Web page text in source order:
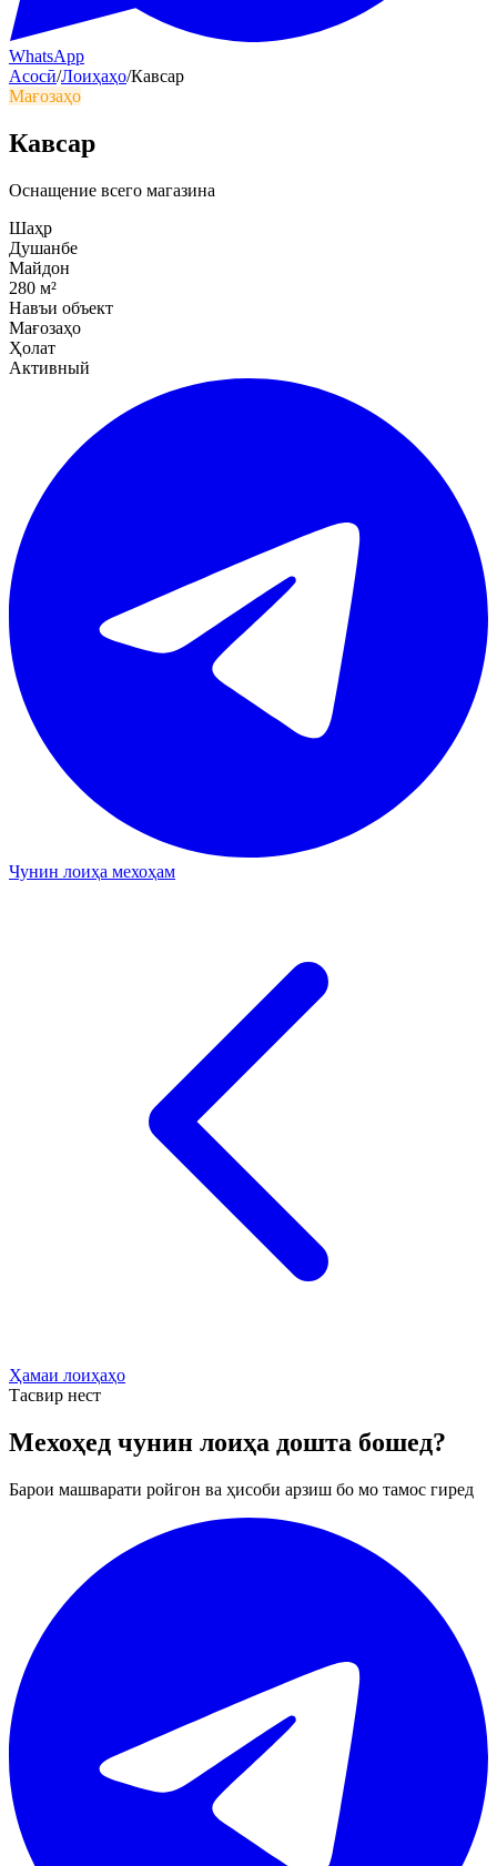
WhatsApp
Асосӣ/Лоиҳаҳо/Кавсар
Мағозаҳо
Кавсар
Оснащение всего магазина
Шаҳр
Душанбе
Майдон
280 м²
Навъи объект
Мағозаҳо
Ҳолат
Активный
Чунин лоиҳа мехоҳам
Ҳамаи лоиҳаҳо
Тасвир нест
Мехоҳед чунин лоиҳа дошта бошед?
Барои машварати ройгон ва ҳисоби арзиш бо мо тамос гиред